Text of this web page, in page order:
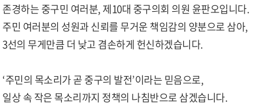
존경하는 중구민 여러분, 제10대 중구의회 의원 윤판오입니다.
주민 여러분의 성원과 신뢰를 무거운 책임감의 양분으로 삼아,
3선의 무게만큼 더 낮고 겸손하게 헌신하겠습니다.
‘주민의 목소리가 곧 중구의 발전’이라는 믿음으로,
일상 속 작은 목소리까지 정책의 나침반으로 삼겠습니다.